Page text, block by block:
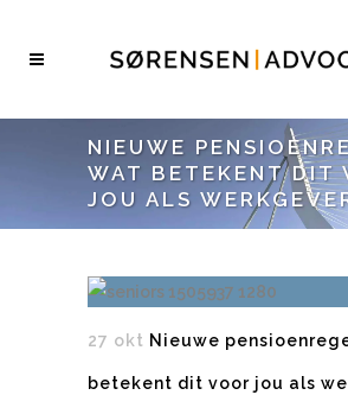
NIEUWE
WAT BETEKENT DIT
JOU ALS
27 okt Nieuwe
betekent dit voor jou als